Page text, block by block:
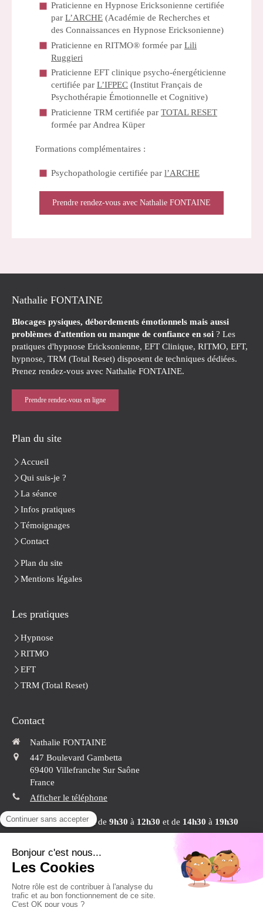
Praticienne en Hypnose Ericksonienne certifiée
par L’ARCHE (Académie de Recherches et
des Connaissances en Hypnose Ericksonienne)
Praticienne en RITMO® formée par Lili
Ruggieri
Praticienne EFT clinique psycho-énergéticienne
certifiée par L’IFPEC (Institut Français de
Psychothérapie Émotionnelle et Cognitive)
Praticienne TRM certifiée par TOTAL RESET
formée par Andrea Küper
Formations complémentaires :
Psychopathologie certifiée par l’ARCHE
Prendre rendez-vous avec Nathalie FONTAINE
Nathalie FONTAINE
Blocages pysiques, débordements émotionnels mais aussi
problèmes d'attention ou manque de confiance en soi ? Les
pratiques d'hypnose Ericksonienne, EFT Clinique, RITMO, EFT,
hypnose, TRM (Total Reset) disposent de techniques dédiées.
Prenez rendez-vous avec Nathalie FONTAINE.
Prendre rendez-vous en ligne
Plan du site
Accueil
Qui suis-je ?
La séance
Infos pratiques
Témoignages
Contact
Plan du site
Mentions légales
Les pratiques
Hypnose
RITMO
EFT
TRM (Total Reset)
Contact
Nathalie FONTAINE
447 Boulevard Gambetta
69400 Villefranche Sur Saône
France
Afficher le téléphone
DuLundiauVendredide 9h30 à 12h30 et de 14h30 à 19h30
Conformément aux articles L.616-1 et R.616-1 du code de la consommation, Nathalie Fontaine a
mis en place un dispositif de médiation de la consommation. L'entité de médiation retenue est :
CNPM - MEDIATION DE LA CONSOMMATION. En cas de litige, vous pouvez déposer votre
réclamation sur son site :
http://cnpm-mediation-consommation.euou par voie
postale en écrivant àCNPM - MEDIATION - CONSOMMATION - 27, Avenue de la Libération –